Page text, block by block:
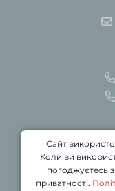
Сайт
Коли ви
погоджуєтесь
приватності.